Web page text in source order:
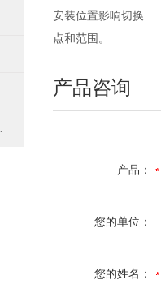
安装位置影响切换
点和范围。
产品咨询
产品：
您的单位：
您的姓名：